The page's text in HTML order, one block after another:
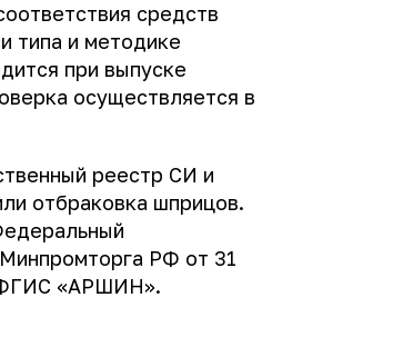
средств
типа и методике
при выпуске
осуществляется в
реестр СИ и
отбраковка шприцов.
РФ от 31
ФГИС «АРШИН».